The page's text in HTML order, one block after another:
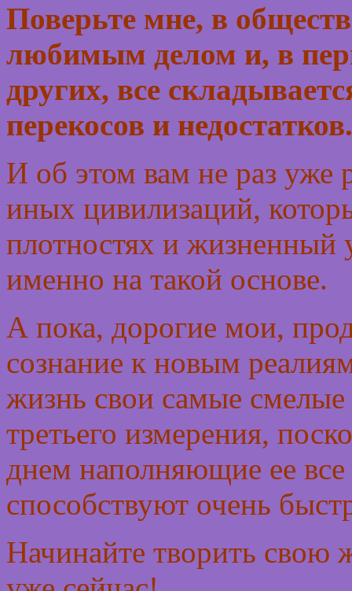
Поверьте мне, в
любимым делом и, в
других, все
перекосов и недостатков.
И об этом вам не раз уже
иных цивилизаций,
плотностях и жизненный
именно на такой основе.
А пока, дорогие мои,
сознание к новым
жизнь свои самые
третьего измерения,
днем наполняющие ее
способствуют очень
Начинайте творить